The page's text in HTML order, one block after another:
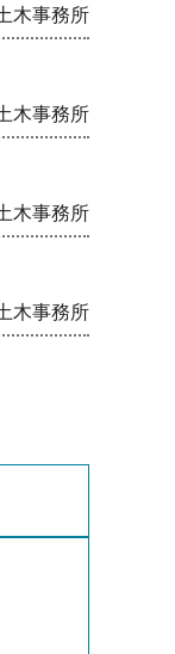
木事務所
木事務所
木事務所
木事務所